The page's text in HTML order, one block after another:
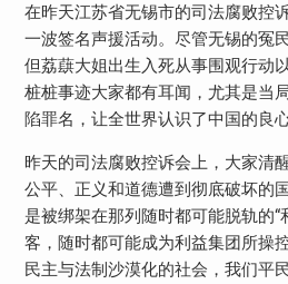
在昨天江苏省无锡市的司法腐败控
一波签名声援活动。尽管无锡的冤
但荔蕻大姐出生入死从事围观行动
桩桩事迹大家都有耳闻，尤其是当
陷罪名，让全世界认识了中国的良
昨天的司法腐败控诉会上，大家清
公平、正义和道德遭到彻底破坏的
是被绑架在那列随时都可能脱轨的“
客，随时都可能成为利益集团所操
民主与法制沙漠化的社会，我们平